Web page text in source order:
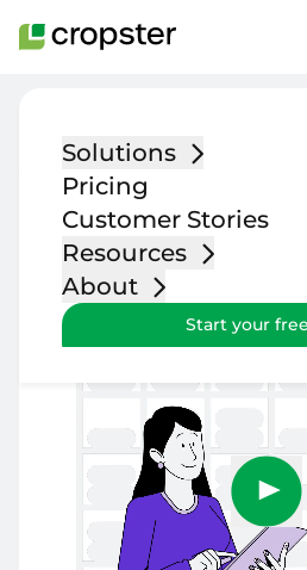
Solutions
Pricing
Customer Stories
Resources
About
Start your
软件背后的智慧
我们是一支遍布全球的国际团队。我
为能够帮助全球咖啡专业人士简化咖
加入团队